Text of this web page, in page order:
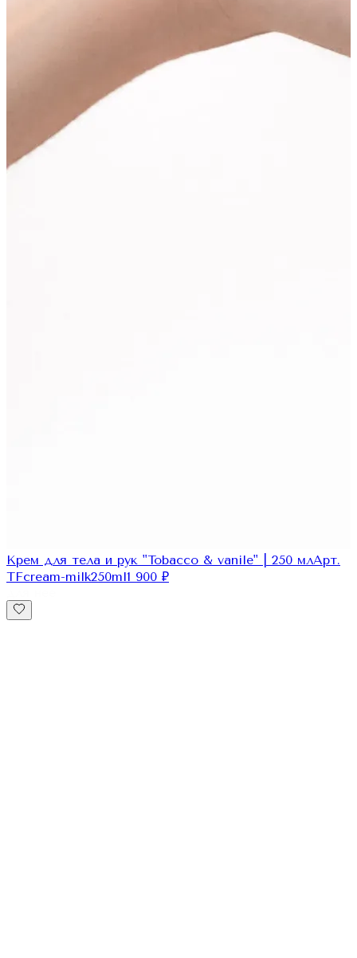
Крем для тела и рук "Tobacco & vanile" | 250 млАрт.
TFcream-milk250ml1 900 ₽